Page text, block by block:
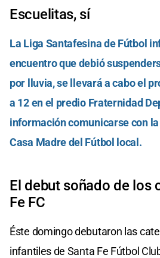
Escuelitas, sí
La Liga Santafesina de Fútbol
encuentro que debió
por lluvia, se llevará a cabo el
a 12 en el predio Fraternidad
información comunicarse con
Casa Madre del Fútbol local.
El debut soñado de los
Fe FC
Éste domingo debutaron las
infantiles de Santa Fe Fútbol